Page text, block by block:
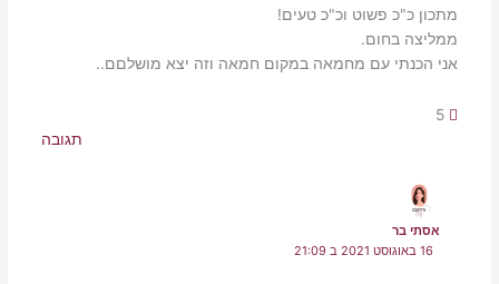
מתכון כ"כ פשוט וכ"כ טעים!
ממליצה בחום.
אני הכנתי עם מחמאה במקום חמאה וזה יצא מושלםם..
5
תגובה
אסתי בר
16 באוגוסט 2021 ב 21:09